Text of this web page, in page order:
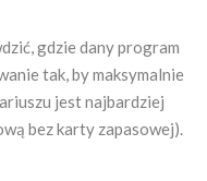
gdzie dany program
tak, by maksymalnie
jest najbardziej
bez karty zapasowej).